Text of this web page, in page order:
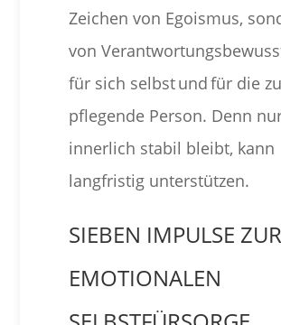
Zeichen von Egoismus,
von
für sich selbst und für die zu
pflegende Person. Denn
innerlich stabil bleibt, kann
langfristig unterstützen.
SIEBEN IMPULSE ZUR
EMOTIONALEN